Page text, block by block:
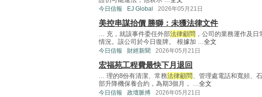
今日信報 EJ Global 2026年05月21日
美控串謀抬價 勝獅：未獲法律文件
... 充，就該事件委任外部法律顧問 ，公司的業務運作及
情況。該公司於今日復牌。 根據加 ...全文
今日信報 財經新聞 2026年05月21日
宏福苑工程費最快下月退回
... 理的8份有清潔、常務法律顧問 、管理處電話和寬頻、
部升降機保養合約，為期3個月， ...全文
今日信報 政壇脈搏 2026年05月21日